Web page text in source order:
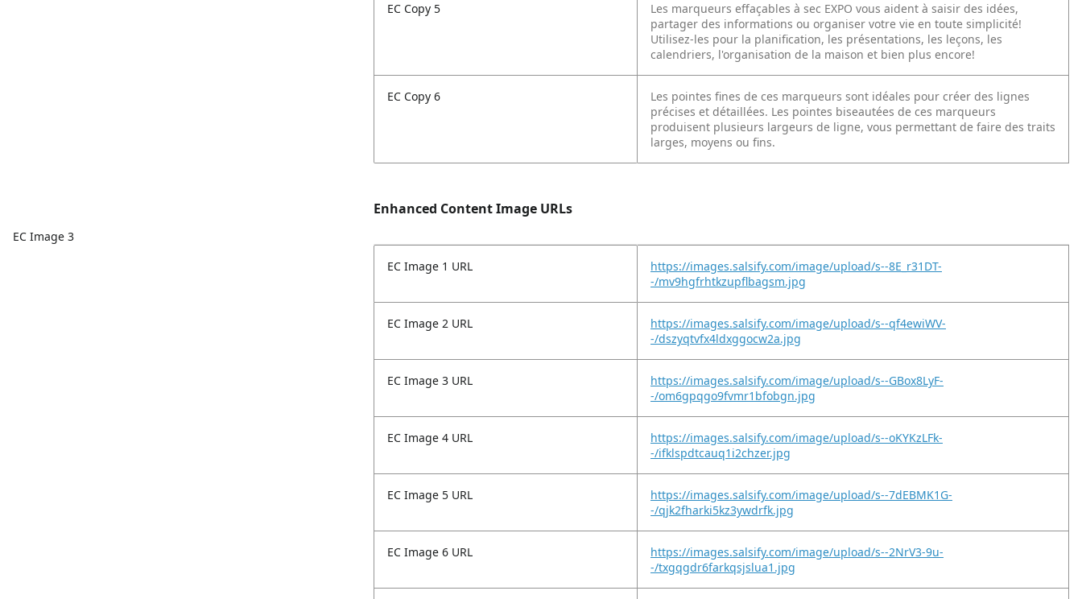
EC Image 3
EC Copy 5
Les marqueurs effaçables à sec EXPO vous aident à saisir des idées,
partager des informations ou organiser votre vie en toute simplicité!
Utilisez-les pour la planification, les présentations, les leçons, les
calendriers, l'organisation de la maison et bien plus encore!
EC Copy 6
Les pointes fines de ces marqueurs sont idéales pour créer des lignes
précises et détaillées. Les pointes biseautées de ces marqueurs
produisent plusieurs largeurs de ligne, vous permettant de faire des traits
larges, moyens ou fins.
Enhanced Content Image URLs
EC Image 1 URL
https://images.salsify.com/image/upload/s--8E_r31DT-
-/mv9hgfrhtkzupflbagsm.jpg
EC Image 2 URL
https://images.salsify.com/image/upload/s--qf4ewiWV-
-/dszyqtvfx4ldxggocw2a.jpg
EC Image 3 URL
https://images.salsify.com/image/upload/s--GBox8LyF-
-/om6gpqgo9fvmr1bfobgn.jpg
EC Image 4 URL
https://images.salsify.com/image/upload/s--oKYKzLFk-
-/ifklspdtcauq1i2chzer.jpg
EC Image 5 URL
https://images.salsify.com/image/upload/s--7dEBMK1G-
-/qjk2fharki5kz3ywdrfk.jpg
EC Image 6 URL
https://images.salsify.com/image/upload/s--2NrV3-9u-
-/txgqgdr6farkqsjslua1.jpg